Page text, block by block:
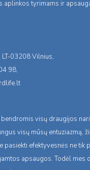
aplinkos tyrimams ir
03208 Vilnius,
98,
bendromis visų draugijos
visų mūsų entuziazmą,
pasiekti efektyvesnės ne tik
apsaugos. Todėl mes